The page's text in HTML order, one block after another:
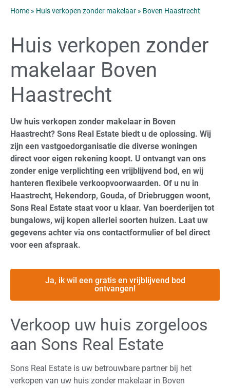
Home » Huis verkopen zonder makelaar » Boven Haastrecht
Huis verkopen zonder
makelaar Boven
Haastrecht
Uw huis verkopen zonder makelaar in Boven
Haastrecht? Sons Real Estate biedt u de oplossing. Wij
zijn een vastgoedorganisatie die diverse woningen
direct voor eigen rekening koopt. U ontvangt van ons
zonder enige verplichting een vrijblijvend bod, en wij
hanteren flexibele verkoopvoorwaarden. Of u nu in
Haastrecht, Hekendorp, Gouda, of Driebruggen woont,
Sons Real Estate staat voor u klaar. Van boerderijen tot
bungalows, wij kopen allerlei soorten huizen. Laat uw
gegevens achter via ons contactformulier of bel direct
voor een afspraak.
Ja, ik wil een gratis en vrijblijvend bod
ontvangen!
Verkoop uw huis zorgeloos
aan Sons Real Estate
Sons Real Estate is uw betrouwbare partner bij het
verkopen van uw huis zonder makelaar in Boven